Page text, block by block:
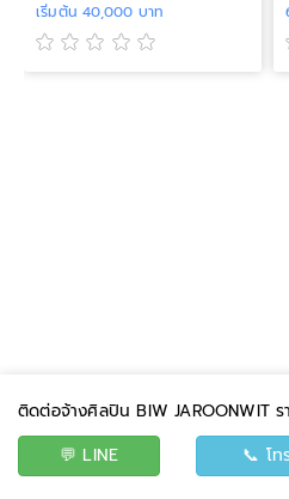
เริ่มต้น 40,000 บาท
ติดต่อจ้างศิลปิน BIW JAROONWIT
💬 LINE
📞 โท